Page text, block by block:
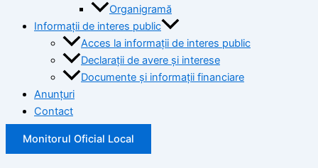
Organigramă
Informații de interes public
Acces la informații de interes public
Declarații de avere și interese
Documente și informații financiare
Anunțuri
Contact
Monitorul Oficial Local